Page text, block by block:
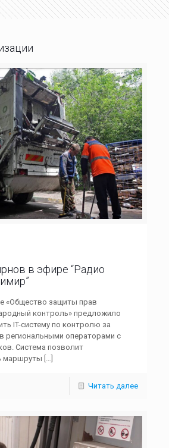
в эфире “Радио
«Общество защиты прав
контроль» предложило
IT-систему по контролю за
региональными операторами с
Система позволит
маршруты
Читать далее